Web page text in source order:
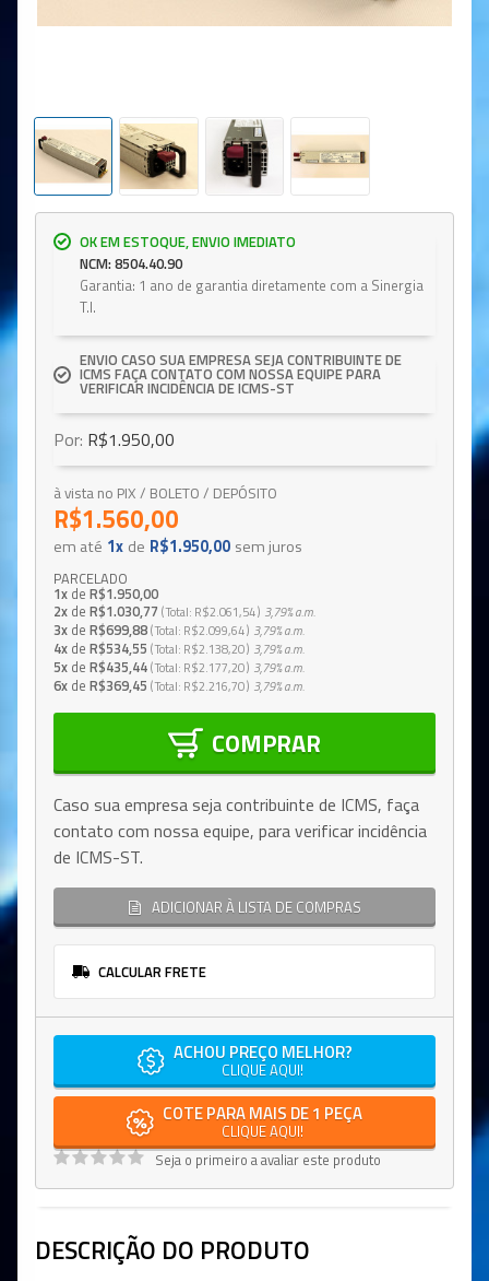
OK EM ESTOQUE, ENVIO IMEDIATO
NCM: 8504.40.90
Garantia: 1 ano de garantia diretamente com a Sinergia
T.I.
ENVIO CASO SUA EMPRESA SEJA CONTRIBUINTE DE
ICMS FAÇA CONTATO COM NOSSA EQUIPE PARA
VERIFICAR INCIDÊNCIA DE ICMS-ST
Por: R$1.950,00
à vista no PIX / BOLETO / DEPÓSITO
R$1.560,00
em até 1x de R$1.950,00 sem juros
PARCELADO
1x de R$1.950,00
2x de R$1.030,77 Total R$2.061,54 3,79%a.m.
3x de R$699,88 Total R$2.099,64 3,79%a.m.
4x de R$534,55 Total R$2.138,20 3,79%a.m.
5x de R$435,44 Total R$2.177,20 3,79%a.m.
6x de R$369,45 Total R$2.216,70 3,79%a.m.
COMPRAR
Caso sua empresa seja contribuinte de ICMS, faça
contato com nossa equipe, para verificar incidência
de ICMS-ST.
ADICIONAR À LISTA DE COMPRAS
CALCULAR FRETE
ACHOU PREÇO MELHOR?
CLIQUE AQUI!
COTE PARA MAIS DE 1 PEÇA
CLIQUE AQUI!
Seja o primeiro a avaliar este produto
DESCRIÇÃO DO PRODUTO